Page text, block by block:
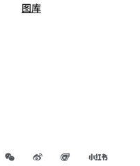
图库
微信 微博 飞猪 小红书